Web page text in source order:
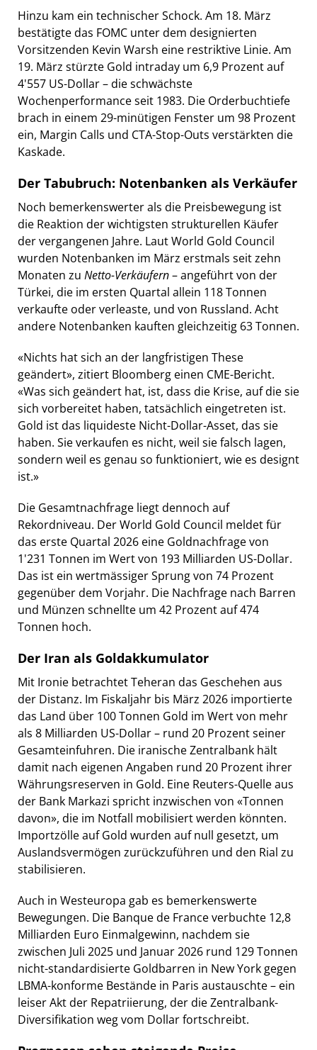
Hinzu kam ein technischer Schock. Am 18. März
bestätigte das FOMC unter dem designierten
Vorsitzenden Kevin Warsh eine restriktive Linie. Am
19. März stürzte Gold intraday um 6,9 Prozent auf
4'557 US-Dollar – die schwächste
Wochenperformance seit 1983. Die Orderbuchtiefe
brach in einem 29-minütigen Fenster um 98 Prozent
ein, Margin Calls und CTA-Stop-Outs verstärkten die
Kaskade.
Der Tabubruch: Notenbanken als Verkäufer
Noch bemerkenswerter als die Preisbewegung ist
die Reaktion der wichtigsten strukturellen Käufer
der vergangenen Jahre. Laut World Gold Council
wurden Notenbanken im März erstmals seit zehn
Monaten zu Netto-Verkäufern– angeführt von der
Türkei, die im ersten Quartal allein 118 Tonnen
verkaufte oder verleaste, und von Russland. Acht
andere Notenbanken kauften gleichzeitig 63 Tonnen.
«Nichts hat sich an der langfristigen These
geändert», zitiert Bloomberg einen CME-Bericht.
«Was sich geändert hat, ist, dass die Krise, auf die sie
sich vorbereitet haben, tatsächlich eingetreten ist.
Gold ist das liquideste Nicht-Dollar-Asset, das sie
haben. Sie verkaufen es nicht, weil sie falsch lagen,
sondern weil es genau so funktioniert, wie es designt
ist.»
Die Gesamtnachfrage liegt dennoch auf
Rekordniveau. Der World Gold Council meldet für
das erste Quartal 2026 eine Goldnachfrage von
1'231 Tonnen im Wert von 193 Milliarden US-Dollar.
Das ist ein wertmässiger Sprung von 74 Prozent
gegenüber dem Vorjahr. Die Nachfrage nach Barren
und Münzen schnellte um 42 Prozent auf 474
Tonnen hoch.
Der Iran als Goldakkumulator
Mit Ironie betrachtet Teheran das Geschehen aus
der Distanz. Im Fiskaljahr bis März 2026 importierte
das Land über 100 Tonnen Gold im Wert von mehr
als 8 Milliarden US-Dollar – rund 20 Prozent seiner
Gesamteinfuhren. Die iranische Zentralbank hält
damit nach eigenen Angaben rund 20 Prozent ihrer
Währungsreserven in Gold. Eine Reuters-Quelle aus
der Bank Markazi spricht inzwischen von «Tonnen
davon», die im Notfall mobilisiert werden könnten.
Importzölle auf Gold wurden auf null gesetzt, um
Auslandsvermögen zurückzuführen und den Rial zu
stabilisieren.
Auch in Westeuropa gab es bemerkenswerte
Bewegungen. Die Banque de France verbuchte 12,8
Milliarden Euro Einmalgewinn, nachdem sie
zwischen Juli 2025 und Januar 2026 rund 129 Tonnen
nicht-standardisierte Goldbarren in New York gegen
LBMA-konforme Bestände in Paris austauschte – ein
leiser Akt der Repatriierung, der die Zentralbank-
Diversifikation weg vom Dollar fortschreibt.